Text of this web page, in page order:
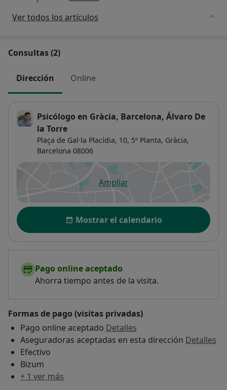
Ver todos los artículos
Consultas (2)
Dirección Online
Psicólogo en Gràcia, Barcelona, Álvaro De
la Torre
Plaça de Gal·la Placídia, 10, 5º Planta, Gràcia,
Barcelona 08006
Ampliarse abre en una nueva
Disponibilidad
Mostrar el calendario
Pago online aceptado
Ahorra tiempo antes de la visita.
Formas de pago (visitas privadas)
Pago online aceptado Detalles
Aseguradoras aceptadas en esta dirección Detalles
Efectivo
Bizum
+ 1 ver más